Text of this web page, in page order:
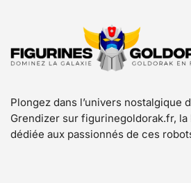
Plongez dans l’univers nostalgique
Grendizer sur figurinegoldorak.fr,
dédiée aux passionnés de ces